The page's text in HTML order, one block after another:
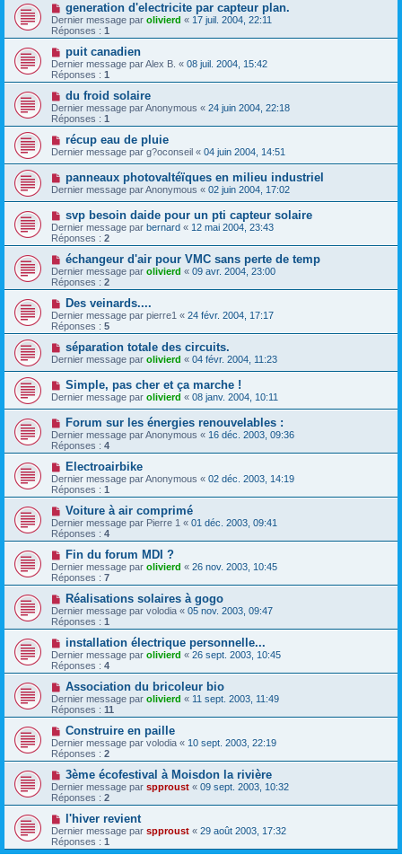
generation d'electricite par capteur plan.
Dernier message par olivierd « 17 juil. 2004, 22:11
Réponses : 1
puit canadien
Dernier message parAlex B. « 08 juil. 2004, 15:42
Réponses : 1
du froid solaire
Dernier message parAnonymous « 24 juin 2004, 22:18
Réponses : 1
récup eau de pluie
Dernier message par g?oconseil « 04 juin 2004, 14:51
panneaux photovaltéïques en milieu industriel
Dernier message parAnonymous « 02 juin 2004, 17:02
svp besoin daide pour un pti capteur solaire
Dernier message par bernard « 12 mai 2004, 23:43
Réponses : 2
échangeur d'air pour VMC sans perte de temp
Dernier message par olivierd « 09 avr. 2004, 23:00
Réponses : 2
Des veinards....
Dernier message par pierre1 « 24 févr. 2004, 17:17
Réponses : 5
séparation totale des circuits.
Dernier message par olivierd « 04 févr. 2004, 11:23
Simple, pas cher et ça marche !
Dernier message par olivierd « 08 janv. 2004, 10:11
Forum sur les énergies renouvelables :
Dernier message parAnonymous « 16 déc. 2003, 09:36
Réponses : 4
Electroairbike
Dernier message parAnonymous « 02 déc. 2003, 14:19
Réponses : 1
Voiture à air comprimé
Dernier message par Pierre 1 « 01 déc. 2003, 09:41
Réponses : 4
Fin du forum MDI ?
Dernier message par olivierd « 26 nov. 2003, 10:45
Réponses : 7
Réalisations solaires à gogo
Dernier message par volodia « 05 nov. 2003, 09:47
Réponses : 1
installation électrique personnelle...
Dernier message par olivierd « 26 sept. 2003, 10:45
Réponses : 4
Association du bricoleur bio
Dernier message par olivierd « 11 sept. 2003, 11:49
Réponses : 11
Construire en paille
Dernier message par volodia « 10 sept. 2003, 22:19
Réponses : 2
3ème écofestival à Moisdon la rivière
Dernier message par spproust « 09 sept. 2003, 10:32
Réponses : 2
l'hiver revient
Dernier message par spproust « 29 août 2003, 17:32
Réponses : 1